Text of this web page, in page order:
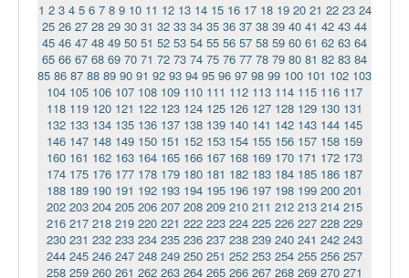
1 2 3 4 5 6 7 8 9 10 11 12 13 14 15 16 17 18 19 20 21 22 23 24
25 26 27 28 29 30 31 32 33 34 35 36 37 38 39 40 41 42 43 44
45 46 47 48 49 50 51 52 53 54 55 56 57 58 59 60 61 62 63 64
65 66 67 68 69 70 71 72 73 74 75 76 77 78 79 80 81 82 83 84
85 86 87 88 89 90 91 92 93 94 95 96 97 98 99 100 101 102 103
104 105 106 107 108 109 110 111 112 113 114 115 116 117
118 119 120 121 122 123 124 125 126 127 128 129 130 131
132 133 134 135 136 137 138 139 140 141 142 143 144 145
146 147 148 149 150 151 152 153 154 155 156 157 158 159
160 161 162 163 164 165 166 167 168 169 170 171 172 173
174 175 176 177 178 179 180 181 182 183 184 185 186 187
188 189 190 191 192 193 194 195 196 197 198 199 200 201
202 203 204 205 206 207 208 209 210 211 212 213 214 215
216 217 218 219 220 221 222 223 224 225 226 227 228 229
230 231 232 233 234 235 236 237 238 239 240 241 242 243
244 245 246 247 248 249 250 251 252 253 254 255 256 257
258 259 260 261 262 263 264 265 266 267 268 269 270 271